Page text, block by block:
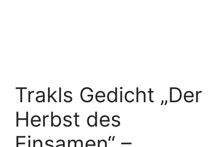
Trakls Gedicht „Der
Herbst des